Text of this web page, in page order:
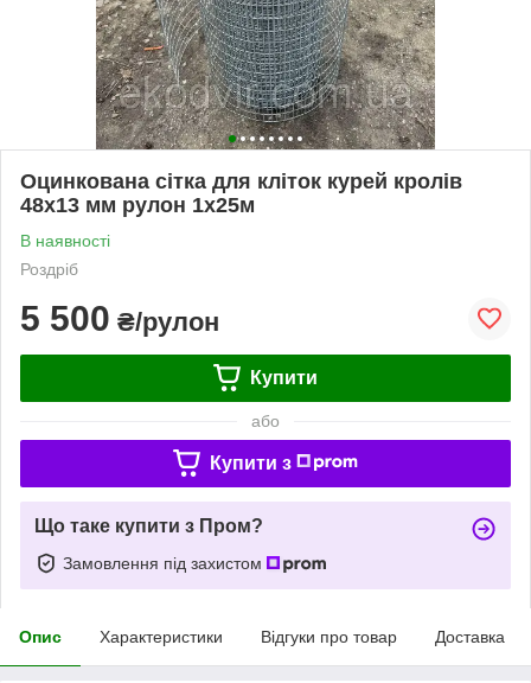
Оцинкована сітка для кліток курей кролів
48х13 ​​мм рулон 1х25м
В наявності
Роздріб
5 500 ₴/рулон
Купити
або
Купити з
Що таке купити з Пром?
Замовлення під захистом
Опис Характеристики Відгуки про товар Доставка